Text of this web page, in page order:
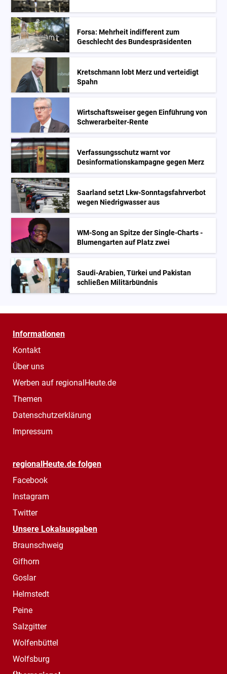
Forsa: Mehrheit indifferent zum
Geschlecht des Bundespräsidenten
Kretschmann lobt Merz und verteidigt
Spahn
Wirtschaftsweiser gegen Einführung von
Schwerarbeiter-Rente
Verfassungsschutz warnt vor
Desinformationskampagne gegen Merz
Saarland setzt Lkw-Sonntagsfahrverbot
wegen Niedrigwasser aus
WM-Song an Spitze der Single-Charts -
Blumengarten auf Platz zwei
Saudi-Arabien, Türkei und Pakistan
schließen Militärbündnis
Informationen
Kontakt
Über uns
Werben auf regionalHeute.de
Themen
Datenschutzerklärung
Impressum
regionalHeute.de folgen
Facebook
Instagram
Twitter
Unsere Lokalausgaben
Braunschweig
Gifhorn
Goslar
Helmstedt
Peine
Salzgitter
Wolfenbüttel
Wolfsburg